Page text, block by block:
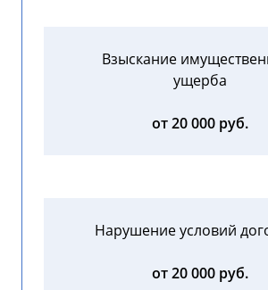
Взыскание
ущерба
от 20 000 руб.
Нарушение условий
от 20 000 руб.